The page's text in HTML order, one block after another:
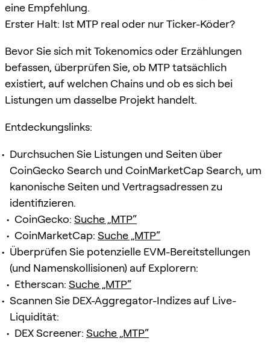
eine Empfehlung.
Erster Halt: Ist MTP real oder nur Ticker-Köder?
Bevor Sie sich mit Tokenomics oder Erzählungen
befassen, überprüfen Sie, ob MTP tatsächlich
existiert, auf welchen Chains und ob es sich bei
Listungen um dasselbe Projekt handelt.
Entdeckungslinks:
Durchsuchen Sie Listungen und Seiten über
CoinGecko Search und CoinMarketCap Search, um
kanonische Seiten und Vertragsadressen zu
identifizieren.
CoinGecko: Suche „MTP“
CoinMarketCap: Suche „MTP“
Überprüfen Sie potenzielle EVM-Bereitstellungen
(und Namenskollisionen) auf Explorern:
Etherscan: Suche „MTP“
Scannen Sie DEX-Aggregator-Indizes auf Live-
Liquidität:
DEX Screener: Suche „MTP“